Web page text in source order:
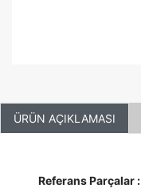
ÜRÜN AÇIKLAMASI
Referans Parçalar :